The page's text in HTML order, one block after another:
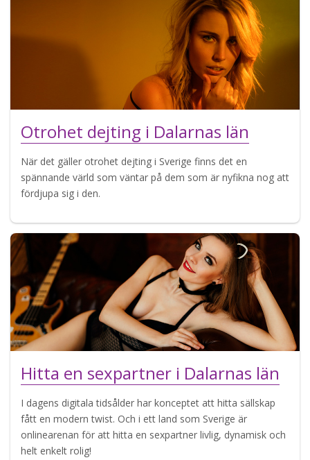
Otrohet dejting i Dalarnas län
När det gäller otrohet dejting i Sverige finns det en
spännande värld som väntar på dem som är nyfikna nog att
fördjupa sig i den.
Hitta en sexpartner i Dalarnas län
I dagens digitala tidsålder har konceptet att hitta sällskap
fått en modern twist. Och i ett land som Sverige är
onlinearenan för att hitta en sexpartner livlig, dynamisk och
helt enkelt rolig!